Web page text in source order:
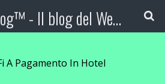
Booking Blog™ - Il blog del Web Marketing Turistico
A Pagamento In Hotel